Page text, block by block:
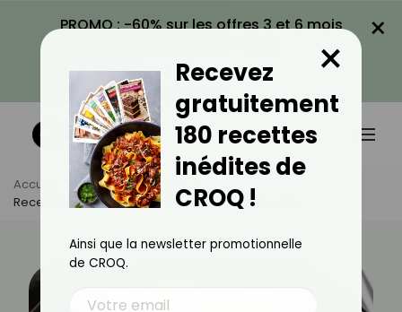
PROMO : -60% sur les offres 3 et 6 mois
VOIR LA PROMO
×
Accueil Actus
Recettes
Recette De La Fondue De Poireaux Au Thermomix
Recevez
gratuitement
180 recettes
inédites de
CROQ !
×
Ainsi que la newsletter promotionnelle
de CROQ.